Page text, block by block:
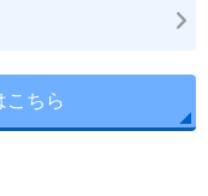
こちら